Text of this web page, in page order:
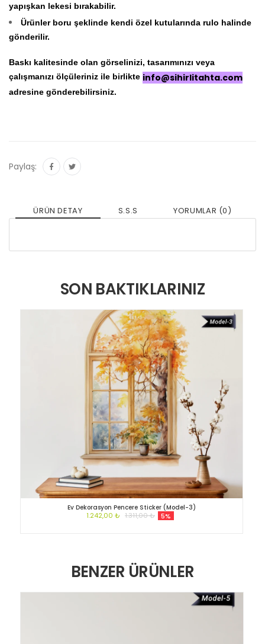
yapışkan lekesi bırakabilir.
Ürünler boru şeklinde kendi özel kutularında rulo halinde
gönderilir.
Baskı kalitesinde olan görselinizi, tasarımınızı veya
çalışmanızı ölçüleriniz ile birlikte info@sihirlitahta.com
adresine gönderebilirsiniz.
Paylaş:
ÜRÜN DETAY S.S.S YORUMLAR (0)
SON BAKTIKLARINIZ
Ev Dekorasyon Pencere Sticker (Model-3)
1.242,00 ₺ 1.311,00 ₺ 5%
BENZER ÜRÜNLER